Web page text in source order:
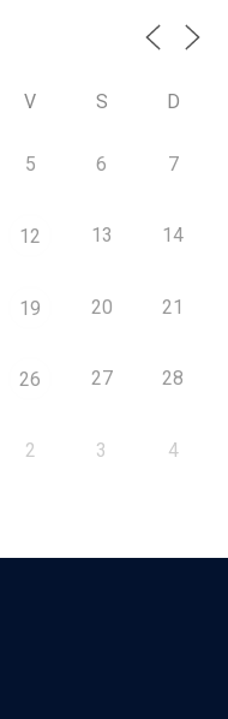
V S D
5 6 7
12 13 14
19 20 21
26 27 28
2 3 4